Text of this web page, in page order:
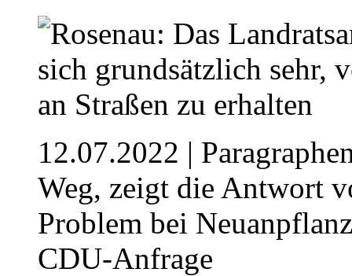
12.07.2022 |
Weg, zeigt die Antwort
Problem bei
CDU-Anfrage